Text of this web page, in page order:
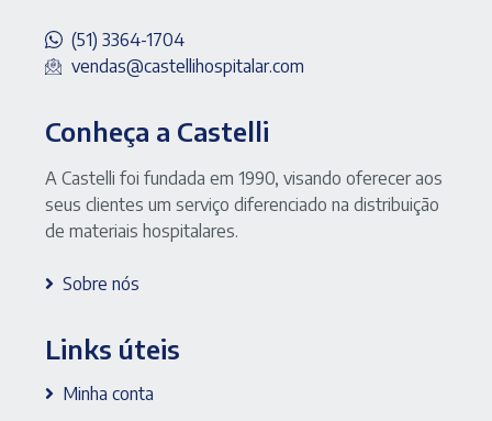
(51) 3364-1704
vendas@castellihospitalar.com
Conheça a Castelli
A Castelli foi fundada em 1990, visando oferecer aos
seus clientes um serviço diferenciado na distribuição
de materiais hospitalares.
Sobre nós
Links úteis
Minha conta